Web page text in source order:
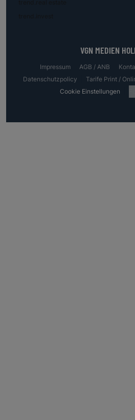
VGN MEDIEN
Impressum AGB / ANB
Datenschutzpolicy
Tarife Print /
Cookie Einstellungen